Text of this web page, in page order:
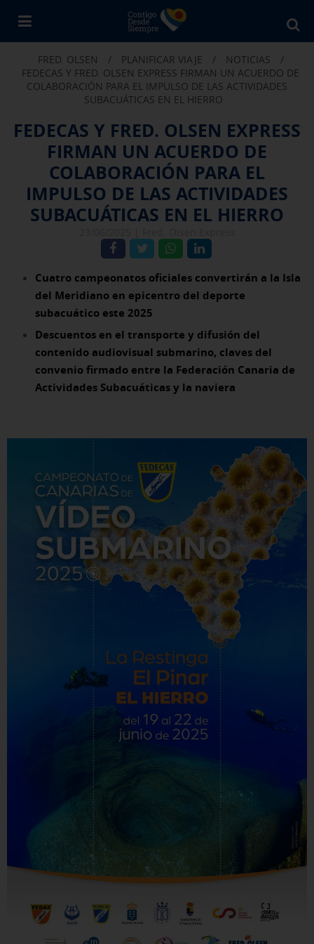
FRED. OLSEN / PLANIFICAR VIAJE / NOTICIAS
/
FEDECAS Y FRED. OLSEN EXPRESS FIRMAN UN ACUERDO DE
COLABORACIÓN PARA EL IMPULSO DE LAS ACTIVIDADES
SUBACUÁTICAS EN EL HIERRO
FEDECAS Y FRED. OLSEN EXPRESS
FIRMAN UN ACUERDO DE
COLABORACIÓN PARA EL
IMPULSO DE LAS ACTIVIDADES
SUBACUÁTICAS EN EL HIERRO
Cuatro campeonatos oficiales convertirán a la Isla
del Meridiano en epicentro del deporte
subacuático este 2025
Descuentos en el transporte y difusión del
contenido audiovisual submarino, claves del
convenio firmado entre la Federación Canaria de
Actividades Subacuáticas y la naviera
CONFIGURACIÓN DE COOKIES